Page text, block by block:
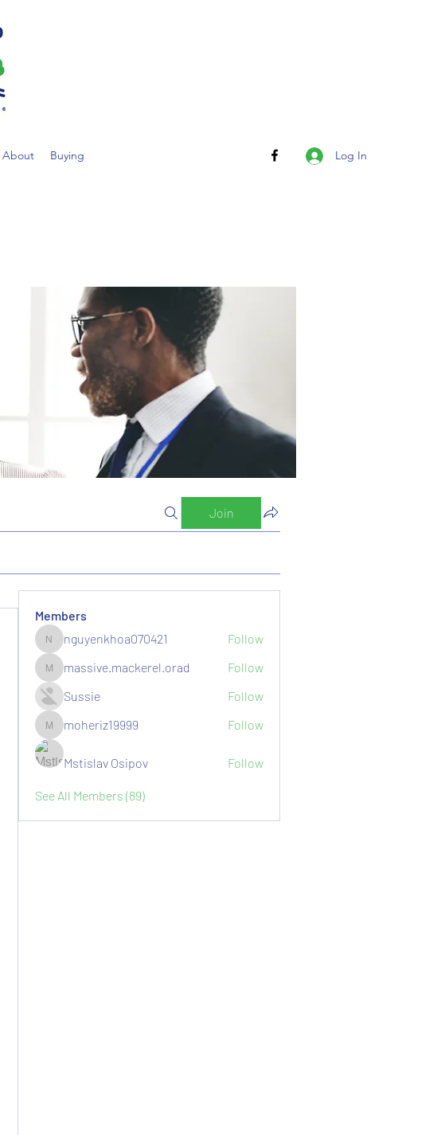
About Buying Log In
Join
Members
nguyenkhoa070421
nguyenkhoa070421 Follow
massive.mackerel.orad
massive.mackerel.orad
Follow
Sussie
Follow
moheriz19999
moheriz19999 Follow
Mstislav Osipov Follow
See All Members (89)